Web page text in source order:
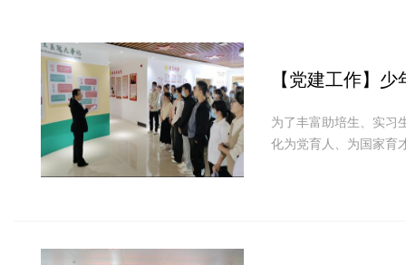
【党建工作】 少
为了丰富助培生、实习
化为党育人、为国家